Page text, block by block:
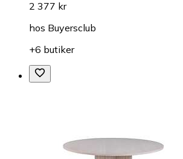
2 377 kr
hos Buyersclub
+6 butiker